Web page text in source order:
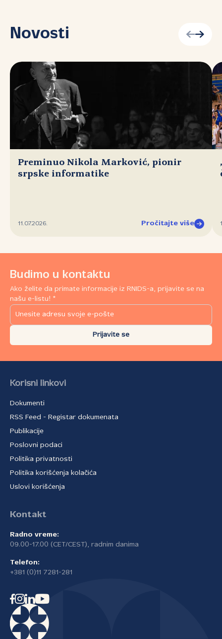
Novosti
Preminuo Nikola Marković, pionir
srpske informatike
11.07.2026. Pročitajte više
Budimo u kontaktu
Ako želite da primate informacije iz RNIDS-a, prijavite se na
našu e-listu! *
Prijavite se
Korisni linkovi
Dokumenti
RSS Feed - Registar dokumenata
Publikacije
Poslovni podaci
Politika privatnosti
Politika korišćenja kolačića
Uslovi korišćenja
Kontakt
Radno vreme:
09.00-17.00 (CET/CEST), radnim danima
Telefon:
+381 (0)11 7281-281